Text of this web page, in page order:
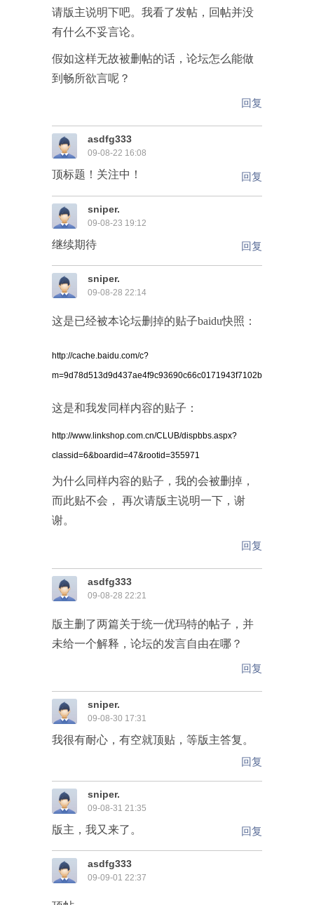
请版主说明下吧。我看了发帖，回帖并没
有什么不妥言论。
假如这样无故被删帖的话，论坛怎么能做
到畅所欲言呢？
回复
asdfg333
09-08-22 16:08
顶标题！关注中！ 回复
sniper.
09-08-23 19:12
继续期待 回复
sniper.
09-08-28 22:14
这是已经被本论坛删掉的贴子baidu快照：
http://cache.baidu.com/c?
这是和我发同样内容的贴子：
http://www.linkshop.com.cn/CLUB/dispbbs.aspx?
classid=6&boardid=47&rootid=355971
为什么同样内容的贴子，我的会被删掉，
而此贴不会， 再次请版主说明一下，谢
谢。
回复
asdfg333
09-08-28 22:21
版主删了两篇关于统一优玛特的帖子，并
未给一个解释，论坛的发言自由在哪？
回复
sniper.
09-08-30 17:31
我很有耐心，有空就顶贴，等版主答复。
回复
sniper.
09-08-31 21:35
版主，我又来了。 回复
asdfg333
09-09-01 22:37